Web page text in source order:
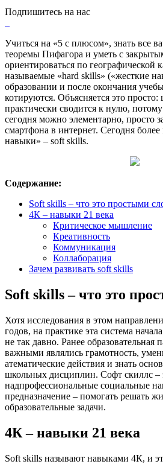
Подпишитесь на нас
Учиться на «5 с плюсом», знать все
теоремы Пифагора и уметь с
ориентироваться по географической
называемые «hard skills» («жесткие
образовании и после окончания
котируются. Объясняется это просто:
практически сводится к нулю,
сегодня можно элементарно, просто
смартфона в интернет. Сегодня
навыки» – soft skills.
Содержание:
Soft skills – что это простыми
4К – навыки 21 века
Критическое мышление
Креативность
Коммуникация
Коллаборация
Зачем развивать soft skills
Soft skills – что это
Хотя исследования в этом
годов, на практике эта система
не так давно. Ранее образовательная
важными являлись грамотность,
атематические действия и знать
школьных дисциплин. Софт скиллс –
надпрофессиональные социальные
предназначение – помогать решать
образовательные задачи.
4К – навыки 21 века
Soft skills называют навыками 4К, и